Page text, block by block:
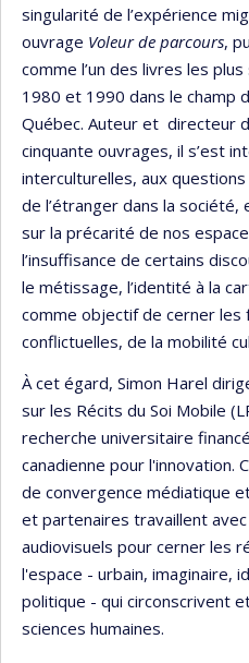
singularité de l’expérience
ouvrage Voleur de parcours,
comme l’un des livres les
1980 et 1990 dans le champ
Québec. Auteur et directeur
cinquante ouvrages, il s’est
interculturelles, aux
de l’étranger dans la
sur la précarité de nos
l’insuffisance de certains
le métissage, l’identité à la
comme objectif de cerner
conflictuelles, de la mobilité
À cet égard, Simon Harel
sur les Récits du Soi Mobile
recherche universitaire
canadienne pour l'innovation.
de convergence médiatique
et partenaires travaillent
audiovisuels pour cerner les
l'espace - urbain, imaginaire,
politique - qui circonscrivent
sciences humaines.